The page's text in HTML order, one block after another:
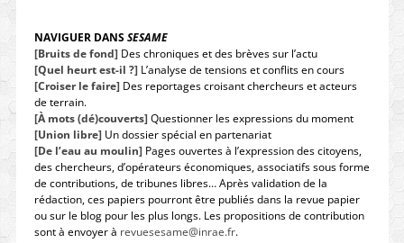
NAVIGUER DANSSESAME
[Bruits de fond]Des chroniques et des brèves sur l’actu
[Quel heurt est-il ?]L’analyse de tensions et conflits en cours
[Croiser le faire]Des reportages croisant chercheurs et acteurs
de terrain.
[À mots (dé)couverts]Questionner les expressions du moment
[Union libre]Un dossier spécial en partenariat
[De l’eau au moulin]Pages ouvertes à l’expression des citoyens,
des chercheurs, d’opérateurs économiques, associatifs sous forme
de contributions, de tribunes libres… Après validation de la
rédaction, ces papiers pourront être publiés dans la revue papier
ou sur le blog pour les plus longs. Les propositions de contribution
sont à envoyer à revuesesame@inrae.fr.